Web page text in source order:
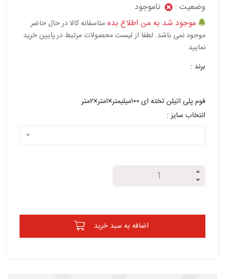
وضعیت :
ناموجود
موجود شد به من اطلاع بده متاسفانه کالا در حال حاضر
موجود نمی باشد. لطفا از لیست محصولات مرتبط در پایین خرید
نمایید
برند :
فوم پلی اتیلن تخته ای ۱۰۰میلیمتر×۱متر×۲متر
انتخاب سایز :
اضافه به سبد خرید